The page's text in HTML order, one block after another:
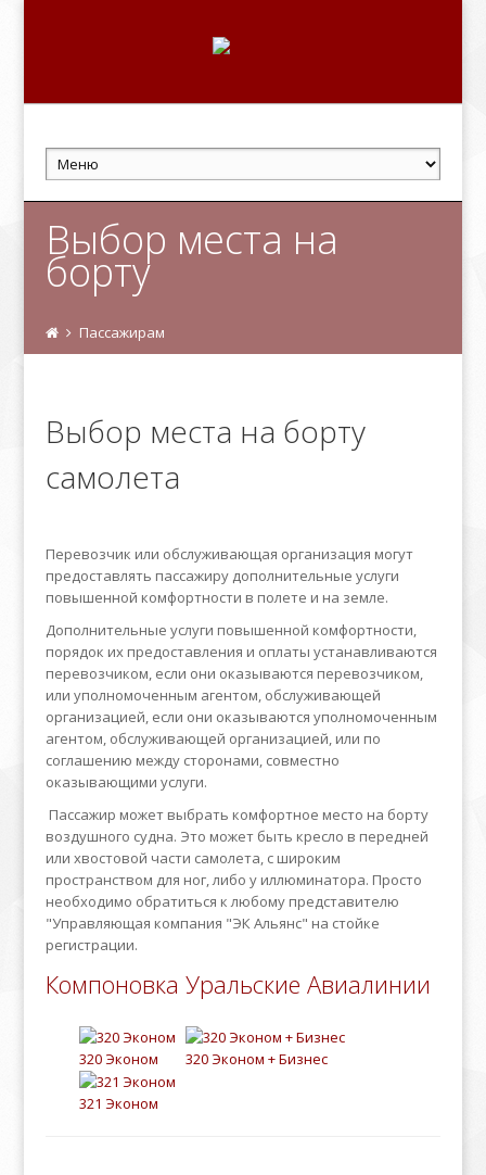
Выбор места на
борту
Пассажирам
Выбор места на борту
самолета
Перевозчик или обслуживающая организация могут
предоставлять пассажиру дополнительные услуги
повышенной комфортности в полете и на земле.
Дополнительные услуги повышенной комфортности,
порядок их предоставления и оплаты устанавливаются
перевозчиком, если они оказываются перевозчиком,
или уполномоченным агентом, обслуживающей
организацией, если они оказываются уполномоченным
агентом, обслуживающей организацией, или по
соглашению между сторонами, совместно
оказывающими услуги.
Пассажир может выбрать комфортное место на борту
воздушного судна. Это может быть кресло в передней
или хвостовой части самолета, с широким
пространством для ног, либо у иллюминатора. Просто
необходимо обратиться к любому представителю
"Управляющая компания "ЭК Альянс" на стойке
регистрации.
Компоновка Уральские Авиалинии
320 Эконом 320 Эконом + Бизнес
321 Эконом